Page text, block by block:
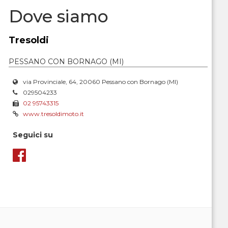
Dove siamo
Tresoldi
PESSANO CON BORNAGO (MI)
via Provinciale, 64, 20060 Pessano con Bornago (MI)
029504233
02 95743315
www.tresoldimoto.it
Seguici su